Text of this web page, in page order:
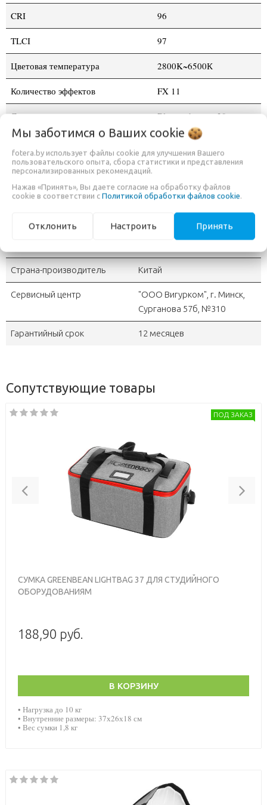
CRI 96
TLCI 97
Цветовая температура 2800K~6500К
Количество эффектов FX 11
Дистанция управления Bluetooth макс.30м
Рабочая температура -10°C...+40°C
Размер 34.2x9.2x11.1
Вес (с защитной крышкой) ~526 г
ДОПОЛНИТЕЛЬНАЯ ИНФОРМАЦИЯ
Страна-производитель Китай
Сервисный центр
"OOO Вигурком", г. Минск,
Сурганова 57б, №310
Гарантийный срок 12 месяцев
Сопутствующие товары
Previous
ПОД ЗАКАЗ
СУМКА GREENBEAN LIGHTBAG 37 ДЛЯ СТУДИЙНОГО
ОБОРУДОВАНИЯМ
188,90 руб.
В КОРЗИНУ
• Нагрузка до 10 кг
• Внутренние размеры: 37х26х18 см
• Вес сумки 1,8 кг
Мы заботимся о Ваших cookie
fotera.by использует файлы cookie для улучшения Вашего
пользовательского опыта, сбора статистики и представления
персонализированных рекомендаций.
Нажав «Принять», Вы даете согласие на обработку файлов
cookie в соответствии с Политикой обработки файлов cookie.
Отклонить Настроить Принять